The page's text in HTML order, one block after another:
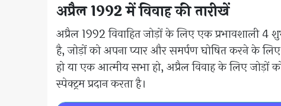
अप्रैल 1992 में विवाह की तारीखें
अप्रैल 1992 विवाहित जोड़ों के लिए एक प्रभावशाली 4
है, जोड़ों को अपना प्यार और समर्पण घोषित करने के
हो या एक आत्मीय सभा हो, अप्रैल विवाह के लिए जोड़ों
स्पेक्ट्रम प्रदान करता है।